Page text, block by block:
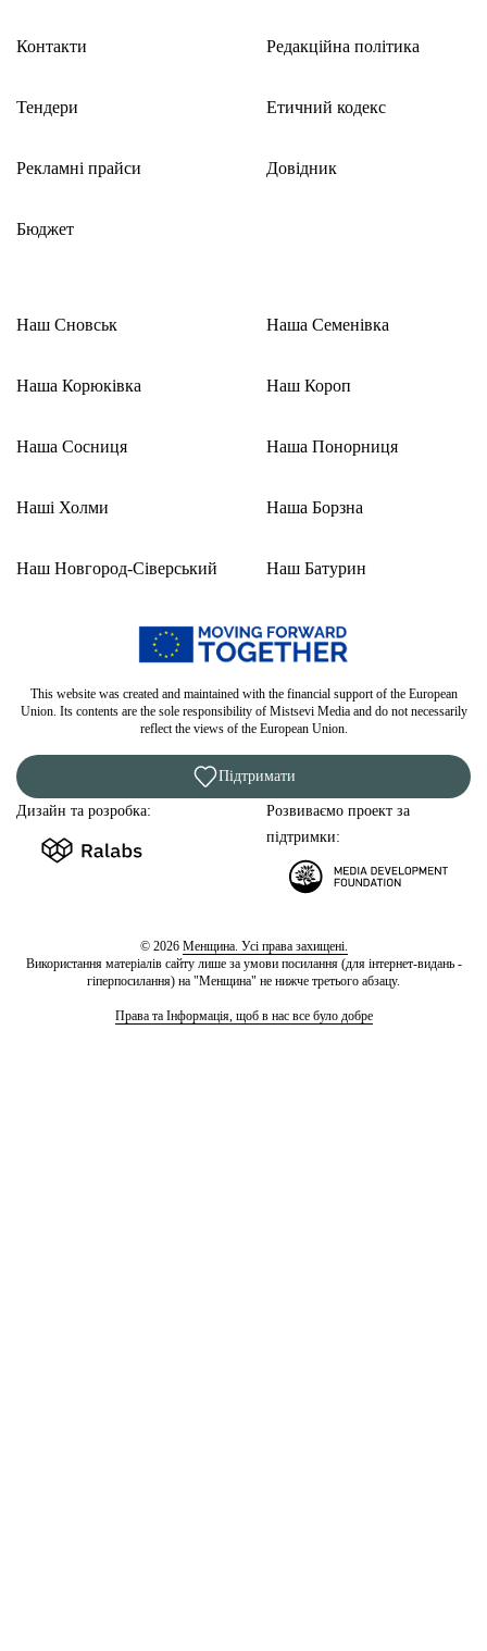
Контакти
Тендери
Рекламні прайси
Бюджет
Редакційна політика
Етичний кодекс
Довідник
Наш Сновськ
Наша Корюківка
Наша Сосниця
Наші Холми
Наш Новгород-Сіверський
Наша Семенівка
Наш Короп
Наша Понорниця
Наша Борзна
Наш Батурин
This website was created and maintained with the financial support of the European
Union. Its contents are the sole responsibility of Mistsevi Media and do not necessarily
reflect the views of the European Union.
Підтримати
Дизайн та розробка:
Розвиваємо проект за
підтримки:
© 2026 Менщина. Усі права захищені.
Використання матеріалів сайту лише за умови посилання (для інтернет-видань -
гіперпосилання) на "Менщина" не нижче третього абзацу.
Права та Інформація, щоб в нас все було добре